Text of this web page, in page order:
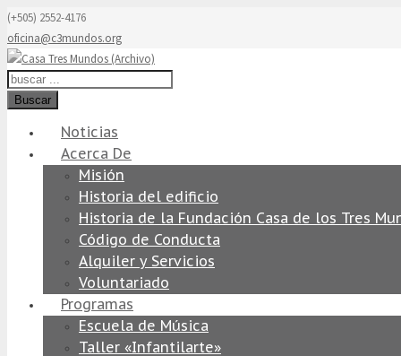
(+505) 2552-4176
oficina@c3mundos.org
Buscar
Noticias
Acerca De
Misión
Historia del edificio
Historia de la Fundación Casa de los Tres
Código de Conducta
Alquiler y Servicios
Voluntariado
Programas
Escuela de Música
Taller «Infantilarte»